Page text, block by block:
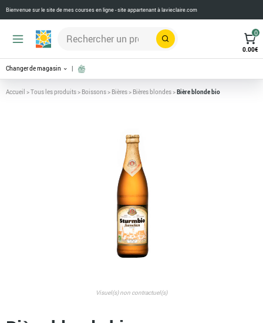
Bienvenue sur le site de mes courses en ligne - site appartenant àlavieclaire.com
Rechercher
0
0.00€
Changer de magasin
Accueil >Tous les produits> Boissons> Bières> Bières blondes>Bière blonde bio
Visuel(s) non contractuel(s)